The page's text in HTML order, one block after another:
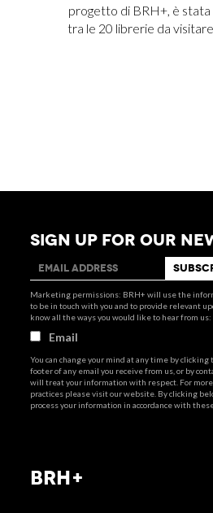
progetto di BRH+, è stata
tra le 20 librerie da
BRH+
SIGN UP FOR OUR
Marketing permissions: BRH+ will use the
to be in touch with you and to provide relevant
know all the ways you would like to hear from us:
Email
You can change your mind at any time by
footer of any email you receive from us, or by
will treat your information with respect. For
practices please visit our website. By clicking
process your information in accordance with